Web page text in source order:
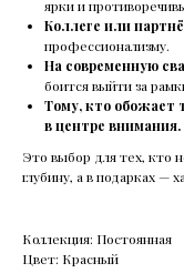
ярки и
Коллеге или
профессионализму.
На современную
боится выйти за
Тому, кто обожает
в центре внимания.
Это выбор для тех, кто
глубину, а в подарках —
Коллекция: Постоянная
Цвет: Красный